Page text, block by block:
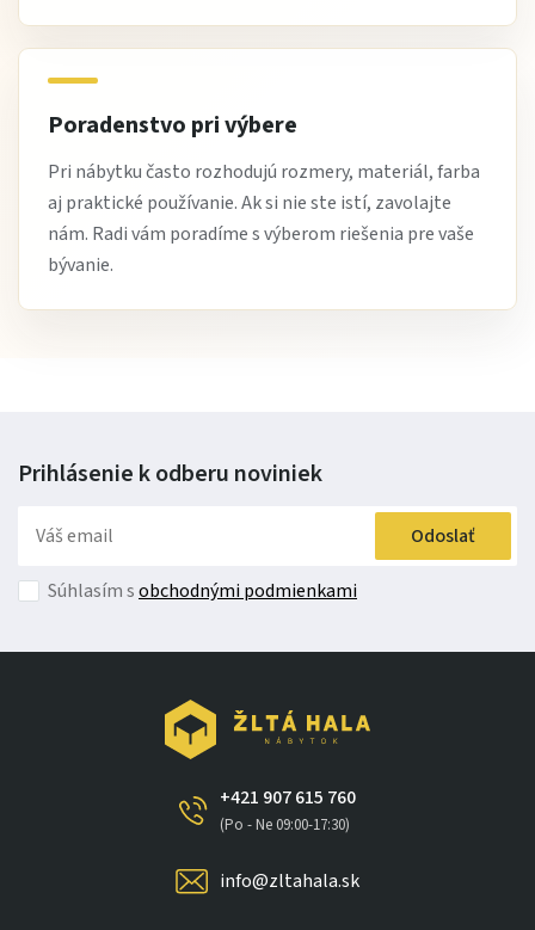
Poradenstvo pri výbere
Pri nábytku často rozhodujú rozmery, materiál, farba
aj praktické používanie. Ak si nie ste istí, zavolajte
nám. Radi vám poradíme s výberom riešenia pre vaše
bývanie.
Prihlásenie k odberu noviniek
Odoslať
Súhlasím sobchodnými podmienkami
+421 907 615 760
(Po - Ne 09:00-17:30)
info@zltahala.sk